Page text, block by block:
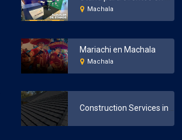
Machala
Mariachi en Machala
Machala